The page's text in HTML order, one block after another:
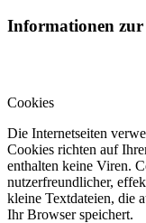
Informationen zur
Cookies
Die Internetseiten
Cookies richten auf
enthalten keine Viren.
nutzerfreundlicher,
kleine Textdateien, die
Ihr Browser speichert.